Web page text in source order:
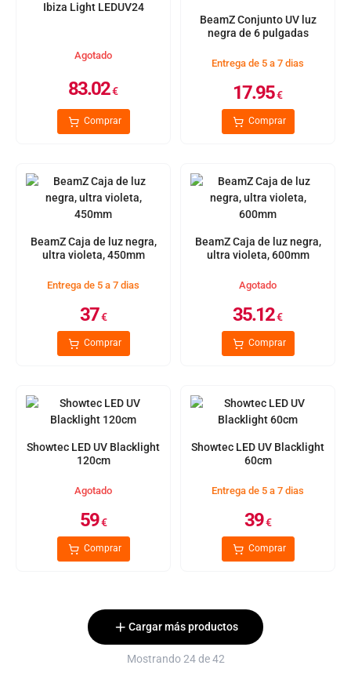
Ibiza Light LEDUV24
Agotado
83.02€
Comprar
BeamZ Conjunto UV luz
negra de 6 pulgadas
Entrega de 5 a 7 dias
17.95€
Comprar
BeamZ Caja de luz negra,
ultra violeta, 450mm
Entrega de 5 a 7 dias
37 €
Comprar
BeamZ Caja de luz negra,
ultra violeta, 600mm
Agotado
35.12€
Comprar
Showtec LED UV Blacklight
120cm
Agotado
59€
Comprar
Showtec LED UV Blacklight
60cm
Entrega de 5 a 7 dias
39€
Comprar
Cargar más productos
Mostrando 24 de 42